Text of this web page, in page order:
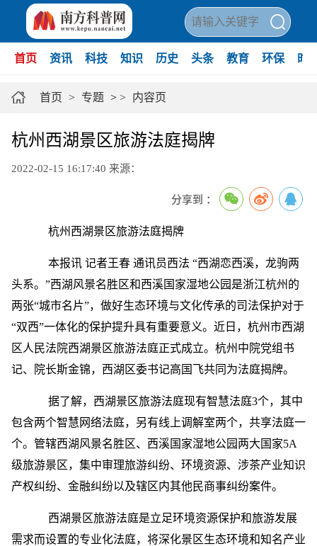
首页 资讯 科技 知识 历史 头条 教育 环保 时
首页 > 专题 > > 内容页
杭州西湖景区旅游法庭揭牌
2022-02-15 16:17:40 来源：
分享到 ：
杭州西湖景区旅游法庭揭牌
本报讯 记者王春 通讯员西法 “西湖恋西溪，龙驹两
头系。”西湖风景名胜区和西溪国家湿地公园是浙江杭州的
两张“城市名片”，做好生态环境与文化传承的司法保护对于
“双西”一体化的保护提升具有重要意义。近日，杭州市西湖
区人民法院西湖景区旅游法庭正式成立。杭州中院党组书
记、院长斯金锦，西湖区委书记高国飞共同为法庭揭牌。
据了解，西湖景区旅游法庭现有智慧法庭3个，其中
包含两个智慧网络法庭，另有线上调解室两个，共享法庭一
个。管辖西湖风景名胜区、西溪国家湿地公园两大国家5A
级旅游景区，集中审理旅游纠纷、环境资源、涉茶产业知识
产权纠纷、金融纠纷以及辖区内其他民商事纠纷案件。
西湖景区旅游法庭是立足环境资源保护和旅游发展
需求而设置的专业化法庭，将深化景区生态环境和知名产业